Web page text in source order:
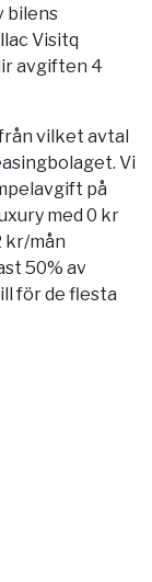
bilens
Visitq
avgiften 4
vilket avtal
Vi
på
med 0 kr
kr/mån
50% av
för de flesta